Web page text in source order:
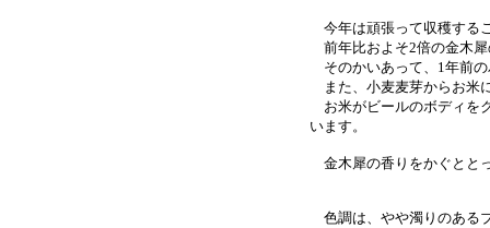
今年は頑張って収穫する
前年比およそ2倍の金木
そのかいあって、1年前の
また、小麦麦芽からお米
お米がビールのボディを
います。
金木犀の香りをかぐとと
色調は、やや濁りのある